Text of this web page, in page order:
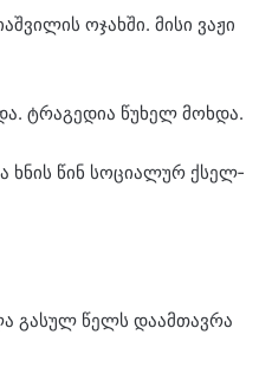
ოჯახ­ში. მისი ვაჟი
ტრა­გე­დია წუ­ხელ მოხ­და.
ხნის წინ სო­ცი­ა­ლურ ქსელ­
გა­სულ წელს და­ამ­თავ­რა